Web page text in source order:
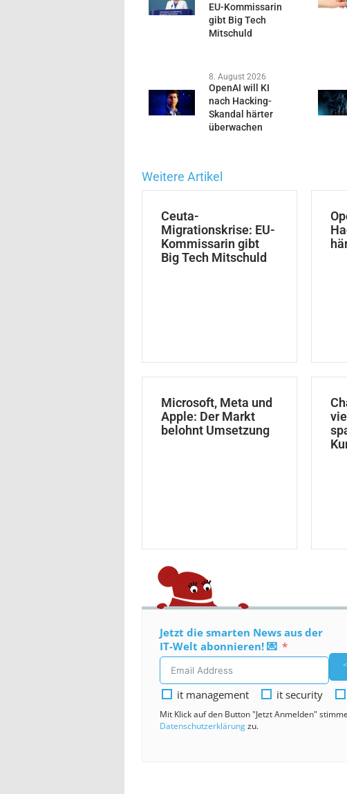
EU-Kommissarin
gibt Big Tech
Mitschuld
8. August 2026
OpenAI will KI
nach Hacking-
Skandal härter
überwachen
Weitere Artikel
Ceuta-
Migrationskrise: EU-
Kommissarin gibt
Big Tech Mitschuld
Microsoft, Meta und
Apple: Der Markt
belohnt Umsetzung
Jetzt die smarten News aus der
IT-Welt abonnieren! 💌
it management
it security
Mit Klick auf den Button "Jetzt Anmelden"
Datenschutzerklärungzu.